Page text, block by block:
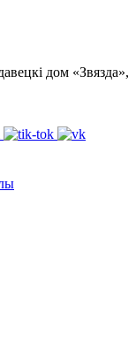
дом «Звязда»,